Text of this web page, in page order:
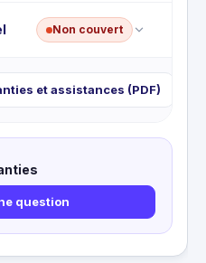
public jusqu'à 95
accident à bord
ou de stupéfiants.
Non couvert
en chambre d'hôtel
et assistances (PDF)
question